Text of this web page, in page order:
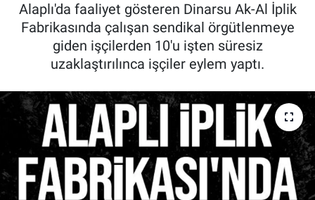
Alaplı'da faaliyet gösteren Dinarsu Ak-Al İplik
Fabrikasında çalışan sendikal örgütlenmeye
giden işçilerden 10'u işten süresiz
uzaklaştırılınca işçiler eylem yaptı.
SAĞLIK